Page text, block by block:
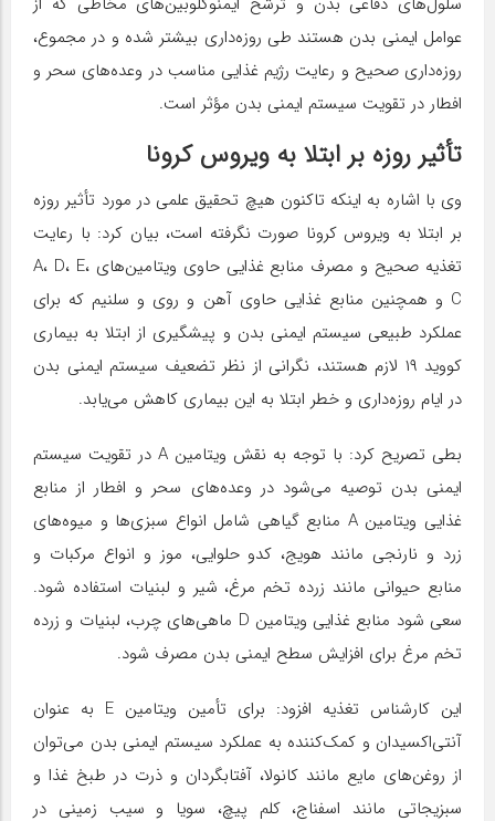
عوامل ایمنی بدن هستند طی روزه‌داری بیشتر شده و در مجموع،
روزه‌داری صحیح و رعایت رژیم غذایی مناسب در وعده‌های سحر و
افطار در تقویت سیستم ایمنی بدن مؤثر است.
تأثیر روزه بر ابتلا به ویروس کرونا
وی با اشاره به اینکه تاکنون هیچ تحقیق علمی در مورد تأثیر روزه
بر ابتلا به ویروس کرونا صورت نگرفته است، بیان کرد: با رعایت
تغذیه صحیح و مصرف منابع غذایی حاوی ویتامین‌های A، D، E،
C و همچنین منابع غذایی حاوی آهن و روی و سلنیم که برای
عملکرد طبیعی سیستم ایمنی بدن و پیشگیری از ابتلا به بیماری
کووید ۱۹ لازم هستند، نگرانی از نظر تضعیف سیستم ایمنی بدن
در ایام روزه‌داری و خطر ابتلا به این بیماری کاهش می‌یابد.
بطی تصریح کرد: با توجه به نقش ویتامین A در تقویت سیستم
ایمنی بدن توصیه می‌شود در وعده‌های سحر و افطار از منابع
غذایی ویتامین A منابع گیاهی شامل انواع سبزی‌ها و میوه‌های
زرد و نارنجی مانند هویج، کدو حلوایی، موز و انواع مرکبات و
منابع حیوانی مانند زرده تخم مرغ، شیر و لبنیات استفاده شود.
سعی شود منابع غذایی ویتامین D ماهی‌های چرب، لبنیات و زرده
تخم مرغ برای افزایش سطح ایمنی بدن مصرف شود.
این کارشناس تغذیه افزود: برای تأمین ویتامین E به عنوان
آنتی‌اکسیدان و کمک‌کننده به عملکرد سیستم ایمنی بدن می‌توان
از روغن‌های مایع مانند کانولا، آفتابگردان و ذرت در طبخ غذا و
سبزیجاتی مانند اسفناج، کلم پیچ، سویا و سیب زمینی در